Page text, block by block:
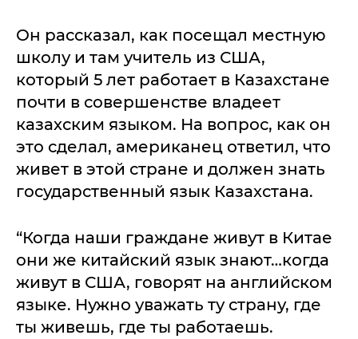
Он рассказал, как посещал местную
школу и там учитель из США,
который 5 лет работает в Казахстане
почти в совершенстве владеет
казахским языком. На вопрос, как он
это сделал, американец ответил, что
живет в этой стране и должен знать
государственный язык Казахстана.
“Когда наши граждане живут в Китае
они же китайский язык знают…когда
живут в США, говорят на английском
языке. Нужно уважать ту страну, где
ты живешь, где ты работаешь.